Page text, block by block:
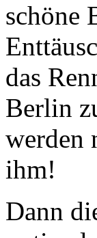
schöne
das
Berlin
werden
ihm!
Dann